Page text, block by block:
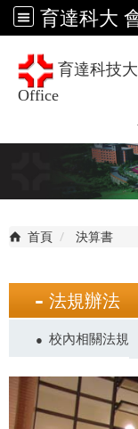
育達科大
育達科技
Office
首頁 決算書
法規辦法
校內相關法規